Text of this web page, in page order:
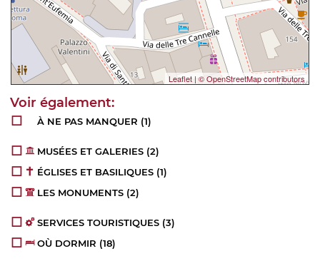
Leaflet | © OpenStreetMap contributors
À NE PAS MANQUER (1)
MUSÉES ET GALERIES (2)
ÉGLISES ET BASILIQUES (1)
LES MONUMENTS (2)
SERVICES TOURISTIQUES (3)
OÙ DORMIR (18)